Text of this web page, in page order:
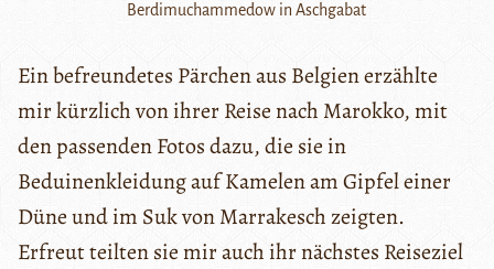
Berdimuchammedow in Aschgabat
Ein befreundetes Pärchen aus Belgien erzählte
mir kürzlich von ihrer Reise nach Marokko, mit
den passenden Fotos dazu, die sie in
Beduinenkleidung auf Kamelen am Gipfel einer
Düne und im Suk von Marrakesch zeigten.
Erfreut teilten sie mir auch ihr nächstes Reiseziel